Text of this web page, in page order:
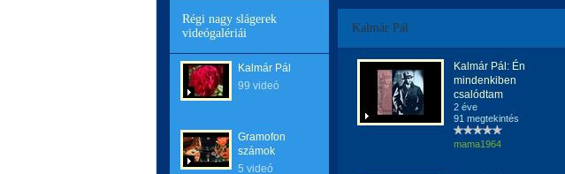
Régi nagy slágerek
videógalériái
Kalmár Pál
99 videó
Gramofon
számok
5 videó
Kalmár Pál
Kalmár Pál: Én
mindenkiben
csalódtam
2 éve
91 megtekintés
mama1964